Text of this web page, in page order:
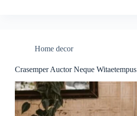
Home decor
Crasemper Auctor Neque Witaetempus